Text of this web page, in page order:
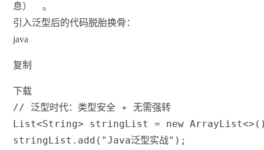
息）
。
引入泛型后的代码脱胎换骨：
java
复制
下载
// 泛型时代：类型安全 + 无需强转
List<String> stringList = new ArrayList<> (
stringList . add ( "Java泛型实战" ) ;